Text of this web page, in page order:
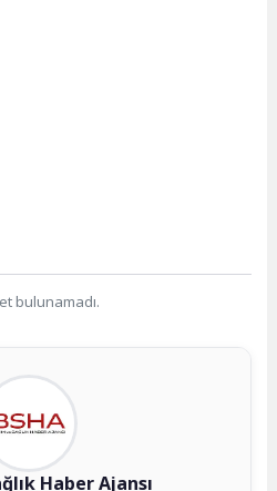
bulunamadı.
Haber Ajansı